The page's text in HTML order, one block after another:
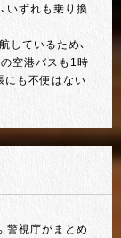
いずれも乗り換
しているため、
空港バスも1時
にも不便はない
警視庁がまとめ